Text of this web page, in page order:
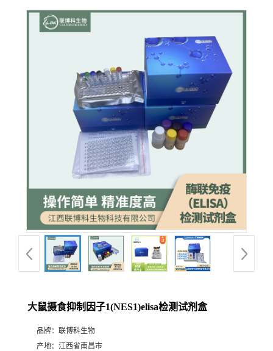
大鼠摄食抑制因子1(NES1)elisa检测试剂盒
品牌： 联博科生物
产地： 江西省南昌市